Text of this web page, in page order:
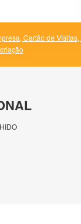
Cartão de Visitas,